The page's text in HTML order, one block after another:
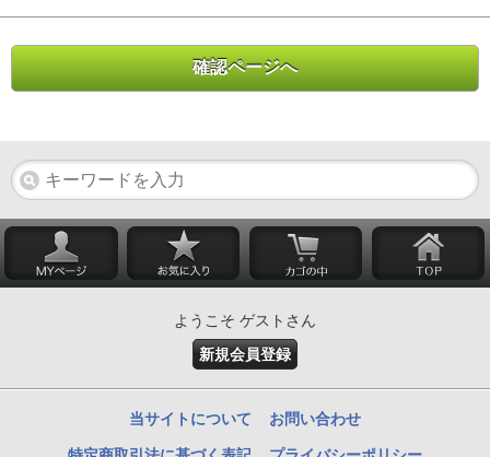
ようこそ ゲストさん
新規会員登録
当サイトについて お問い合わせ